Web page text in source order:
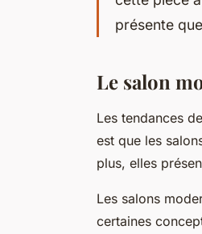
présente
Le salon
Les tendances
est que les
plus, elles
Les salons
certaines